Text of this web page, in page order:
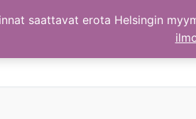
saattavat erota Helsingin